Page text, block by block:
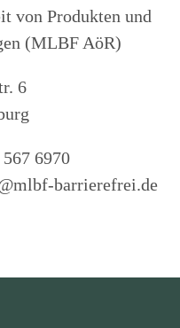
von Produkten und
(MLBF AöR)
6
6970
barrierefrei.de